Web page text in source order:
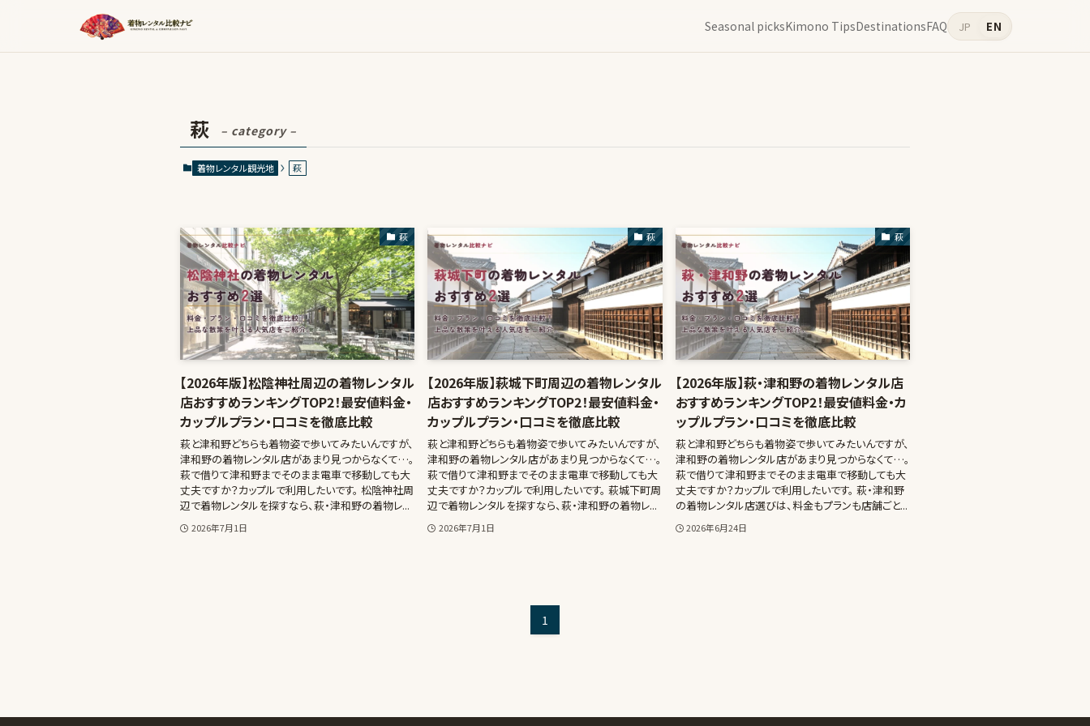
Seasonal picksKimono TipsDestinationsFAQ JP EN
萩 – category –
着物レンタル観光地 萩
萩
【2026年版】松陰神社周辺の着物レンタル
店おすすめランキングTOP2！最安値料金・
カップルプラン・口コミを徹底比較
萩と津和野どちらも着物姿で歩いてみたいんですが、
津和野の着物レンタル店があまり見つからなくて…。
萩で借りて津和野までそのまま電車で移動しても大
丈夫ですか？カップルで利用したいです。 松陰神社周
辺で着物レンタルを探すなら、萩・津和野の着物レ...
2026年7月1日
萩
【2026年版】萩城下町周辺の着物レンタル
店おすすめランキングTOP2！最安値料金・
カップルプラン・口コミを徹底比較
萩と津和野どちらも着物姿で歩いてみたいんですが、
津和野の着物レンタル店があまり見つからなくて…。
萩で借りて津和野までそのまま電車で移動しても大
丈夫ですか？カップルで利用したいです。 萩城下町周
辺で着物レンタルを探すなら、萩・津和野の着物レ...
2026年7月1日
萩
【2026年版】萩・津和野の着物レンタル店
おすすめランキングTOP2！最安値料金・カ
ップルプラン・口コミを徹底比較
萩と津和野どちらも着物姿で歩いてみたいんですが、
津和野の着物レンタル店があまり見つからなくて…。
萩で借りて津和野までそのまま電車で移動しても大
丈夫ですか？カップルで利用したいです。 萩・津和野
の着物レンタル店選びは、料金もプランも店舗ごと...
2026年6月24日
1